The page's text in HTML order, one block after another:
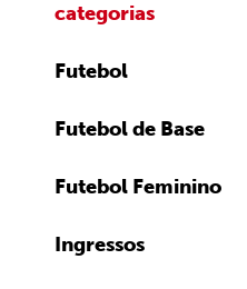
categorias
Futebol
Futebol de Base
Futebol Feminino
Ingressos